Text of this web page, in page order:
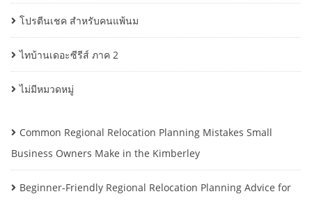
โปรตีนเชค สำหรับคนแพ้นม
ไทบ้านเดอะซีรีส์ ภาค 2
ไม่มีหมวดหมู่
Common Regional Relocation Planning Mistakes Small
Business Owners Make in the Kimberley
Beginner-Friendly Regional Relocation Planning Advice for